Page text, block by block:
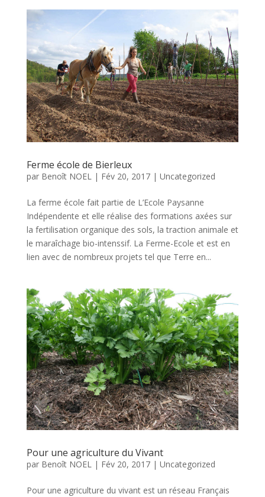
Ferme école de Bierleux
par Benoît NOEL| Fév 20, 2017| Uncategorized
La ferme école fait partie de L’Ecole Paysanne
Indépendente et elle réalise des formations axées sur
la fertilisation organique des sols, la traction animale et
le maraîchage bio-intenssif. La Ferme-Ecole et est en
lien avec de nombreux projets tel que Terre en...
Pour une agriculture du Vivant
par Benoît NOEL| Fév 20, 2017| Uncategorized
Pour une agriculture du vivant est un réseau Français